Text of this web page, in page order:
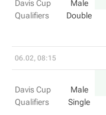
Davis Cup
Qualifiers
Male
Double
06.02, 08:15
Davis Cup
Qualifiers
Male
Single